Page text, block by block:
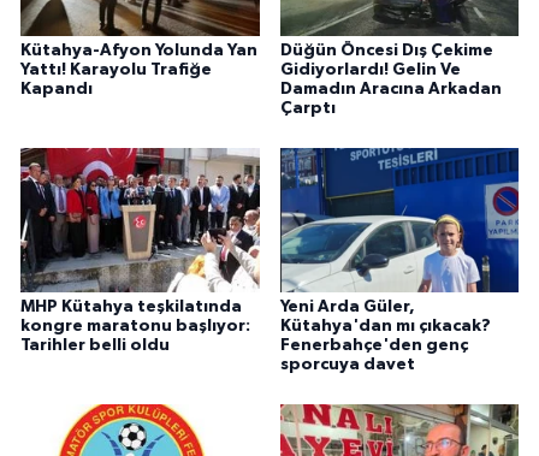
Kütahya-Afyon Yolunda Yan
Yattı! Karayolu Trafiğe
Kapandı
Düğün Öncesi Dış Çekime
Gidiyorlardı! Gelin Ve
Damadın Aracına Arkadan
Çarptı
MHP Kütahya teşkilatında
kongre maratonu başlıyor:
Tarihler belli oldu
Yeni Arda Güler,
Kütahya'dan mı çıkacak?
Fenerbahçe'den genç
sporcuya davet